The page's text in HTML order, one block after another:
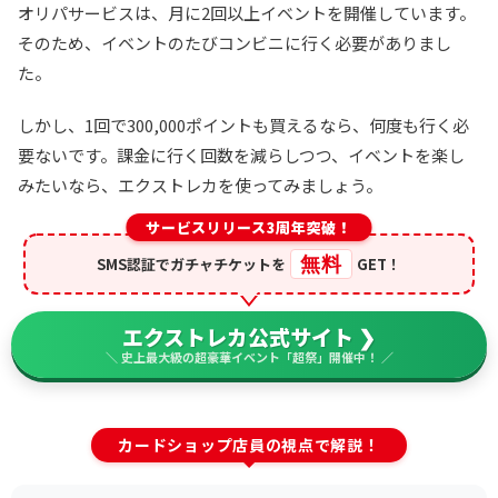
オリパサービスは、月に2回以上イベントを開催しています。
そのため、イベントのたびコンビニに行く必要がありまし
た。
しかし、1回で300,000ポイントも買えるなら、何度も行く必
要ないです。課金に行く回数を減らしつつ、イベントを楽し
みたいなら、エクストレカを使ってみましょう。
サービスリリース3周年突破！
SMS認証でガチャチケットを
無料 GET！
エクストレカ公式サイト ❯
＼ 史上最大級の超豪華イベント「超祭」開催中！ ／
カードショップ店員の視点で解説！